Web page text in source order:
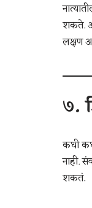
शकते.
लक्षण
७.
कधी
नाही.
शकतं.